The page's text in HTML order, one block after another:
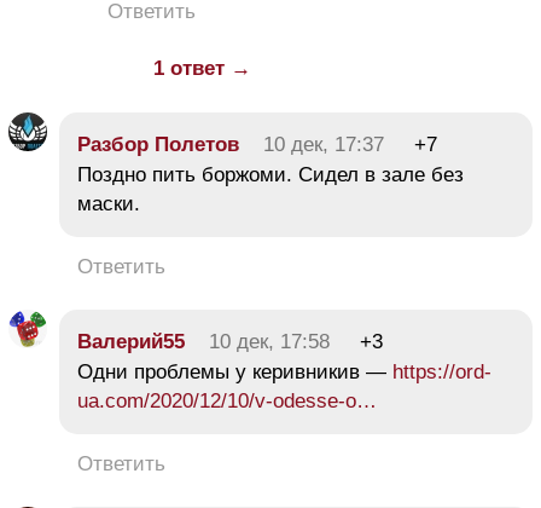
Ответить
1 ответ →
Разбор Полетов 10 дек, 17:37
+7
Поздно пить боржоми. Сидел в зале без
маски.
Ответить
Валерий55 10 дек, 17:58
+3
Одни проблемы у керивникив — https://ord-
ua.com/2020/12/10/v-odesse-o…
Ответить